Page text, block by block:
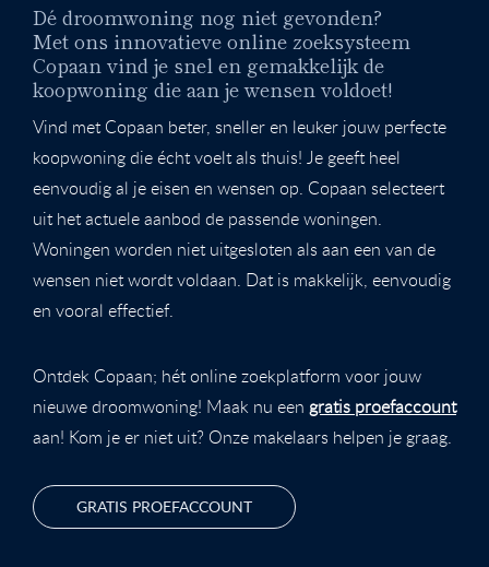
Dé droomwoning nog niet gevonden?
Met ons innovatieve online zoeksysteem
Copaan vind je snel en gemakkelijk de
koopwoning die aan je wensen voldoet!
Vind met Copaan beter, sneller en leuker jouw perfecte
koopwoning die écht voelt als thuis! Je geeft heel
eenvoudig al je eisen en wensen op. Copaan selecteert
uit het actuele aanbod de passende woningen.
Woningen worden niet uitgesloten als aan een van de
wensen niet wordt voldaan. Dat is makkelijk, eenvoudig
en vooral effectief.
Ontdek Copaan; hét online zoekplatform voor jouw
nieuwe droomwoning! Maak nu een gratis proefaccount
aan! Kom je er niet uit? Onze makelaars helpen je graag.
GRATIS PROEFACCOUNT